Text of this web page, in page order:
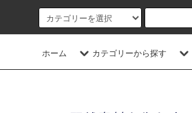
ホーム カテゴリーから探す